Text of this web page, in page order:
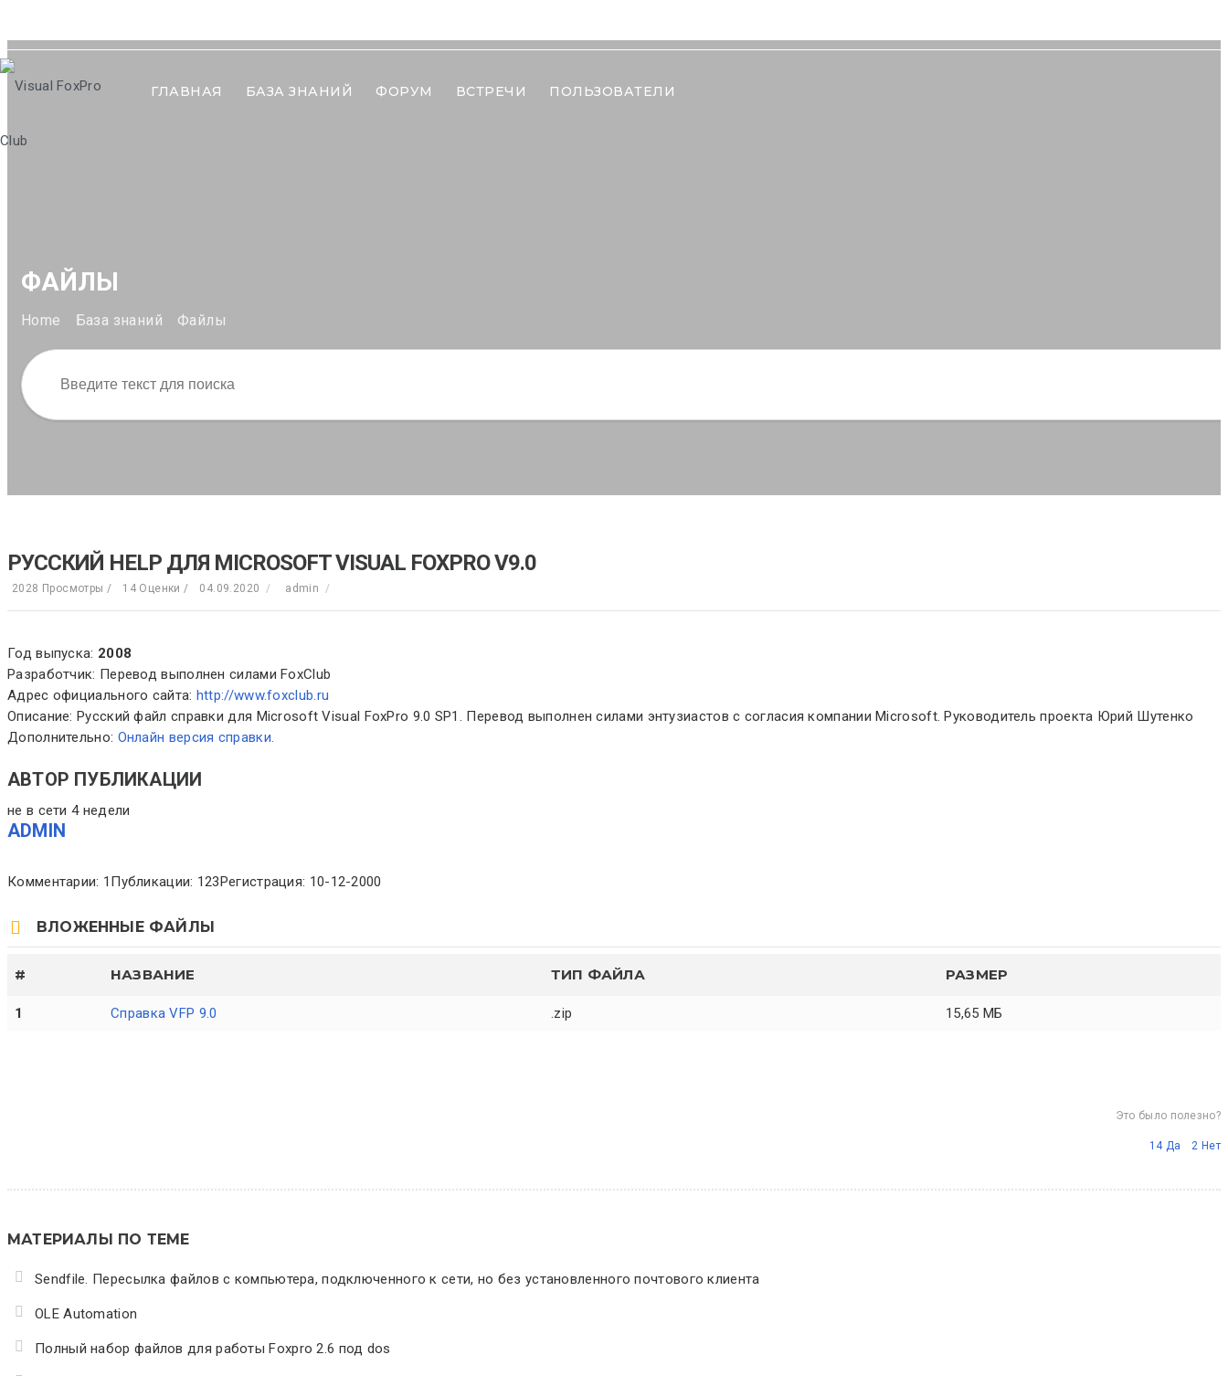
ГЛАВНАЯ БАЗА ЗНАНИЙ ФОРУМ ВСТРЕЧИ ПОЛЬЗОВАТЕЛИ
ФАЙЛЫ
Home База знаний Файлы
РУССКИЙ HELP ДЛЯ MICROSOFT VISUAL FOXPRO V9.0
2028 Просмотры / 14 Оценки / 04.09.2020 / admin /
Год выпуска: 2008
Разработчик: Перевод выполнен силами FoxClub
Адрес официального сайта: http://www.foxclub.ru
Описание: Русский файл справки для Microsoft Visual FoxPro 9.0 SP1. Перевод выполнен силами энтузиастов с согласия компании Microsoft. Руководитель проекта Юрий Шутенко
Дополнительно: Онлайн версия справки.
АВТОР ПУБЛИКАЦИИ
не в сети 4 недели
ADMIN
Комментарии: 1 Публикации: 123Регистрация: 10-12-2000
ВЛОЖЕННЫЕ ФАЙЛЫ
# НАЗВАНИЕ ТИП ФАЙЛА РАЗМЕР
1 Справка VFP 9.0 .zip 15,65 МБ
Это было полезно?
14 Да 2Нет
МАТЕРИАЛЫ ПО ТЕМЕ
Sendfile. Пересылка файлов с компьютера, подключенного к сети, но без установленного почтового клиента
OLE Automation
Полный набор файлов для работы Foxpro 2.6 под dos